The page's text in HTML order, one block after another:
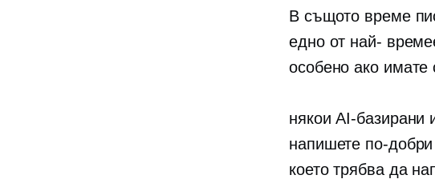
В същото време
едно от най-
особено ако имате
някоиAI-базирани
напишете по-
което трябва да